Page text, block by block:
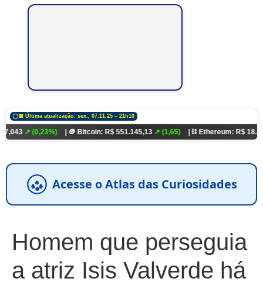
📅 Última atualização: sex., 07.11.25 – 21h10
| 🪙 Bitcoin: R$ 551.145,13↗ (1,65) | ⛓️ Ethereum: R$ 18.321,93↗
Acesse o Atlas das Curiosidades
Homem que perseguia
a atriz Isis Valverde há